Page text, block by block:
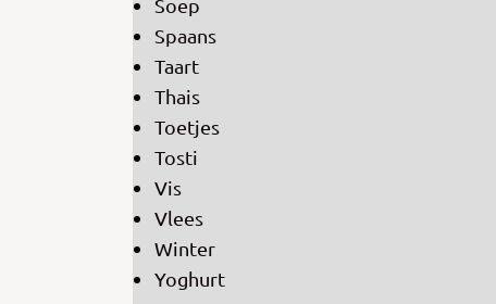
Soep
Spaans
Taart
Thais
Toetjes
Tosti
Vis
Vlees
Winter
Yoghurt